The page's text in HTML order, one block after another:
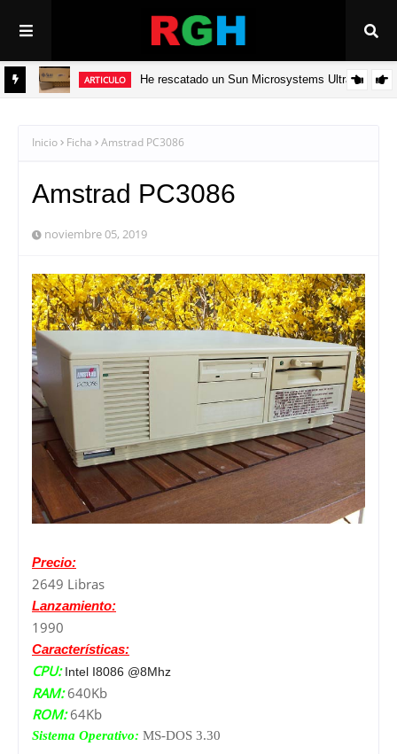
ARTICULO He rescatado un Sun Microsystems Ultra 5
Inicio Ficha Amstrad PC3086
Amstrad PC3086
noviembre 05, 2019
Precio:
2649 Libras
Lanzamiento:
1990
Características:
CPU:Intel I8086 @8Mhz
RAM:640Kb
ROM:64Kb
Sistema Operativo: MS-DOS 3.30